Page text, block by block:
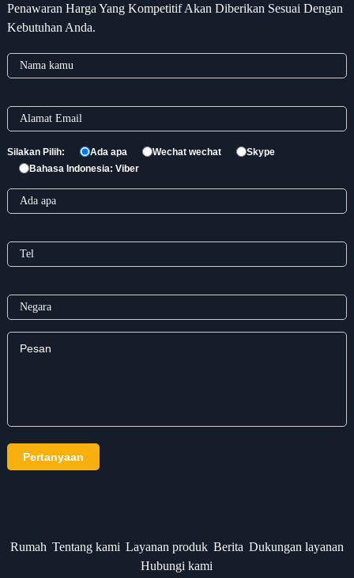
Penawaran Harga Yang Kompetitif Akan Diberikan Sesuai Dengan
Kebutuhan Anda.
Silakan Pilih: Ada apa Wechat wechat
Skype
Bahasa Indonesia: Viber
Rumah Tentang kami Layanan produk Berita Dukungan layanan
Hubungi kami